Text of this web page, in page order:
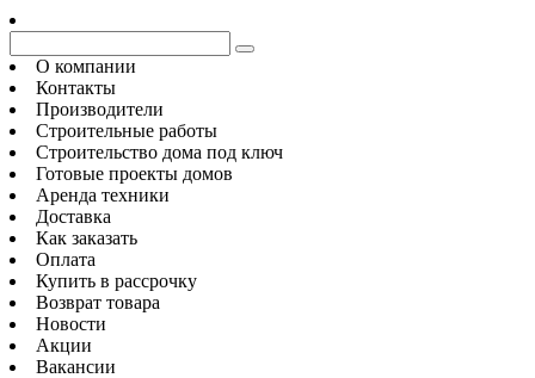
О компании
Контакты
Производители
Строительные работы
Строительство дома под ключ
Готовые проекты домов
Аренда техники
Доставка
Как заказать
Оплата
Купить в рассрочку
Возврат товара
Новости
Акции
Вакансии